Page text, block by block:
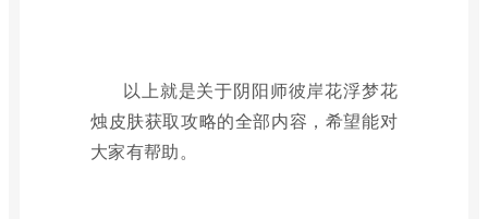
以上就是关于阴阳师彼岸花浮梦花
烛皮肤获取攻略的全部内容，希望能对
大家有帮助。